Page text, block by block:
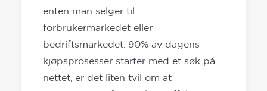
enten man selger til
forbrukermarkedet eller
bedriftsmarkedet. 90% av dagens
kjøpsprosesser starter med et søk på
nettet, er det liten tvil om at